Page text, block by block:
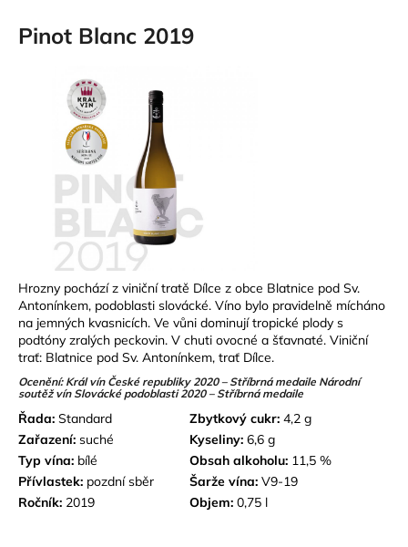
Pinot Blanc 2019
Hrozny pochází z viniční tratě Dílce z obce Blatnice pod Sv.
Antonínkem, podoblasti slovácké. Víno bylo pravidelně mícháno
na jemných kvasnicích. Ve vůni dominují tropické plody s
podtóny zralých peckovin. V chuti ovocné a šťavnaté. Viniční
trať: Blatnice pod Sv. Antonínkem, trať Dílce.
Ocenění: Král vín České republiky 2020 – Stříbrná medaile Národní
soutěž vín Slovácké podoblasti 2020 – Stříbrná medaile
Řada: Standard Zbytkový cukr: 4,2 g
Zařazení: suché Kyseliny: 6,6 g
Typ vína: bílé Obsah alkoholu: 11,5 %
Přívlastek: pozdní sběr Šarže vína: V9-19
Ročník: 2019 Objem: 0,75 l